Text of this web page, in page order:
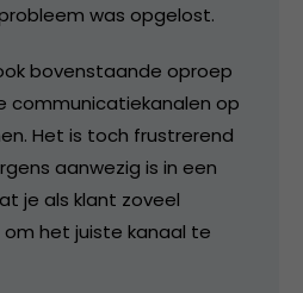
was opgelost.
bovenstaande oproep
communicatiekanalen op
Het is toch frustrerend
aanwezig is in een
je als klant zoveel
het juiste kanaal te